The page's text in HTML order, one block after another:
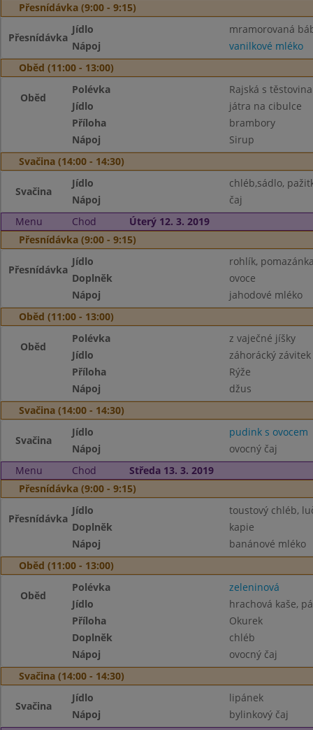
Přesnídávka (9:00 - 9:15)
Přesnídávka
Jídlo
mramorovaná
Nápoj
vanilkové mléko
Oběd (11:00 - 13:00)
Oběd
Polévka
Rajská s
Jídlo
játra na cibulce
Příloha
brambory
Nápoj
Sirup
Svačina (14:00 - 14:30)
Svačina
Jídlo
chléb,sádlo,
Nápoj
čaj
Menu
Chod
Úterý 12. 3. 2019
Přesnídávka (9:00 - 9:15)
Přesnídávka
Jídlo
rohlík,
Doplněk
ovoce
Nápoj
jahodové mléko
Oběd (11:00 - 13:00)
Oběd
Polévka
z vaječné jíšky
Jídlo
záhorácký závitek
Příloha
Rýže
Nápoj
džus
Svačina (14:00 - 14:30)
Svačina
Jídlo
pudink s ovocem
Nápoj
ovocný čaj
Menu
Chod
Středa 13. 3. 2019
Přesnídávka (9:00 - 9:15)
Přesnídávka
Jídlo
toustový chléb,
Doplněk
kapie
Nápoj
banánové mléko
Oběd (11:00 - 13:00)
Oběd
Polévka
zeleninová
Jídlo
hrachová kaše,
Příloha
Okurek
Doplněk
chléb
Nápoj
ovocný čaj
Svačina (14:00 - 14:30)
Svačina
Jídlo
lipánek
Nápoj
bylinkový čaj